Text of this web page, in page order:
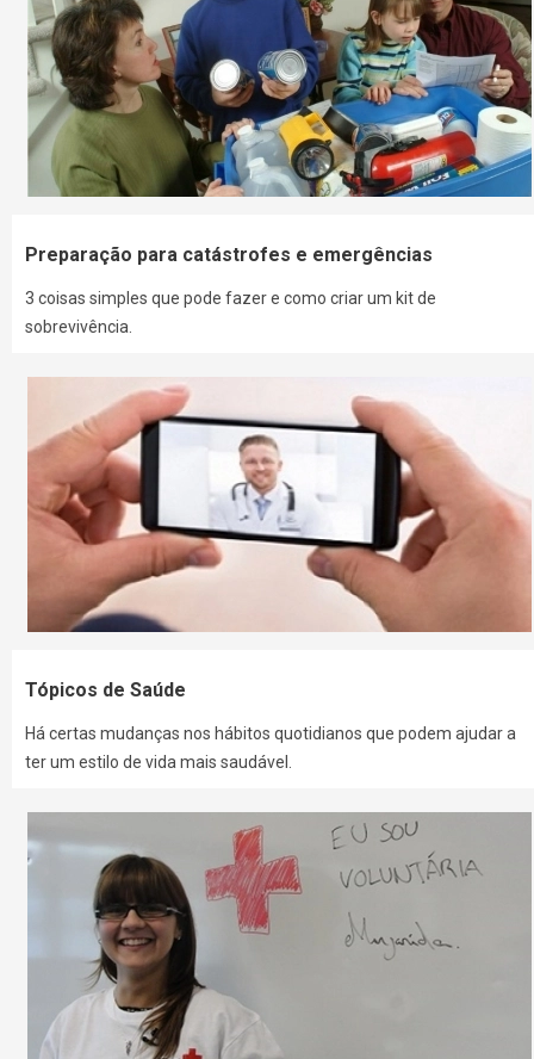
Preparação para catástrofes e emergências
3 coisas simples que pode fazer e como criar um kit de
sobrevivência.
Tópicos de Saúde
Há certas mudanças nos hábitos quotidianos que podem ajudar a
ter um estilo de vida mais saudável.